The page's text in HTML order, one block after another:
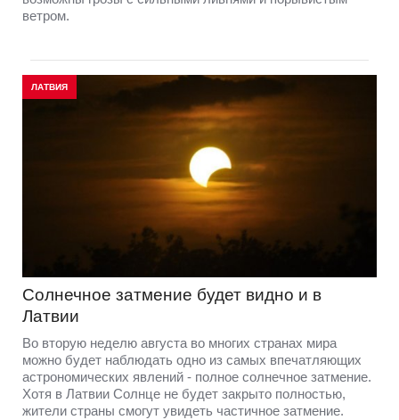
ветром.
ЛАТВИЯ
Солнечное затмение будет видно и в
Латвии
Во вторую неделю августа во многих странах мира
можно будет наблюдать одно из самых впечатляющих
астрономических явлений - полное солнечное затмение.
Хотя в Латвии Солнце не будет закрыто полностью,
жители страны смогут увидеть частичное затмение.